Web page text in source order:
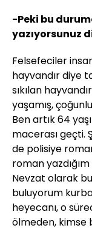
-Peki bu
yazıyorsunuz
Felsefeciler
hayvandır diye
sıkılan
yaşamış,
Ben artık 64
macerası geçti.
de polisiye
roman
Nevzat olarak
buluyorum
heyecanı, o
ölmeden, kimse